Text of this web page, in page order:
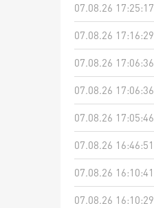
07.08.26 17:25:17
07.08.26 17:16:29
07.08.26 17:06:36
07.08.26 17:06:36
07.08.26 17:05:46
07.08.26 16:46:51
07.08.26 16:10:41
07.08.26 16:10:29